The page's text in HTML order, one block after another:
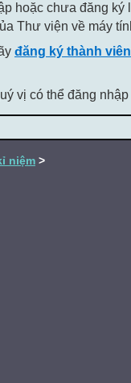
hoặc chưa đăng ký
Thư viện về máy
đăng ký thành
vị có thể đăng
niệm >